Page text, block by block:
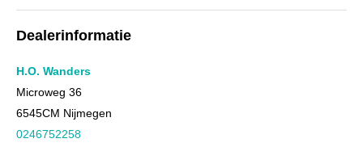
Cilinderinhoud
Aantal cilinders
Kleur
Motorrijtuigenbelasting
Gewicht (leeg)
Dealerinformatie
H.O. Wanders
Microweg 36
6545CM Nijmegen
0246752258